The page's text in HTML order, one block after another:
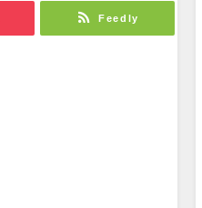
Feedly